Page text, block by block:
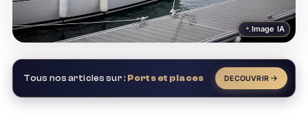
Image IA
Tous nos articles sur : Ports et places DECOUVRIR